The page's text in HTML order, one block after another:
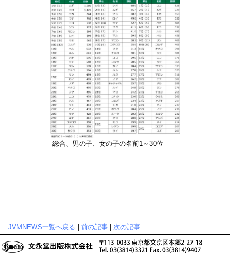
総合、男の子、女の子の名前1～30位
JVMNEWS一覧へ戻る 前の記事 次の記事